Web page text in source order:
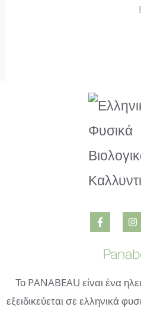
Το PANABEAU είναι ένα
εξειδικεύεται σε ελληνικά